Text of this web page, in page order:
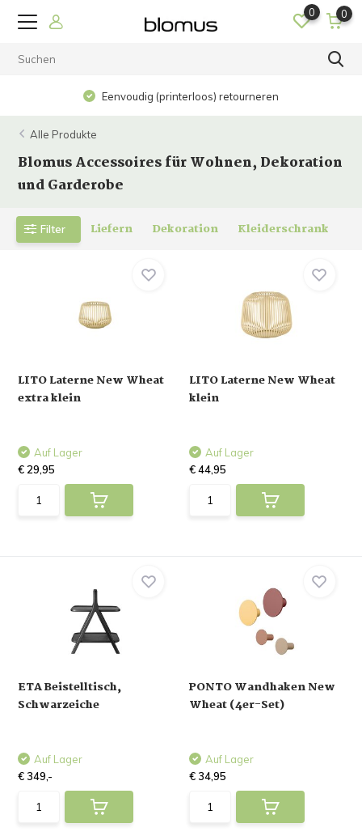
0 0
Eenvoudig (printerloos) retourneren
Alle Produkte
Blomus Accessoires für Wohnen, Dekoration
und Garderobe
Filter Liefern Dekoration Kleiderschrank
LITO Laterne New Wheat
extra klein
Auf Lager
€ 29,95
LITO Laterne New Wheat
klein
Auf Lager
€ 44,95
ETA Beistelltisch,
Schwarzeiche
Auf Lager
€ 349,-
PONTO Wandhaken New
Wheat (4er-Set)
Auf Lager
€ 34,95